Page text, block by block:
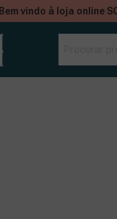
Bem vindo à loja online